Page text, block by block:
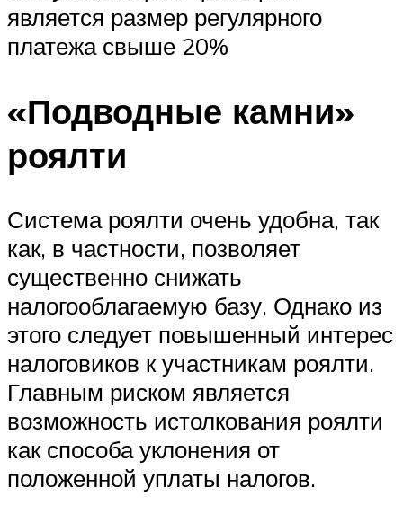
является размер регулярного
платежа свыше 20%
«Подводные камни»
роялти
Система роялти очень удобна, так
как, в частности, позволяет
существенно снижать
налогооблагаемую базу. Однако из
этого следует повышенный интерес
налоговиков к участникам роялти.
Главным риском является
возможность истолкования роялти
как способа уклонения от
положенной уплаты налогов.